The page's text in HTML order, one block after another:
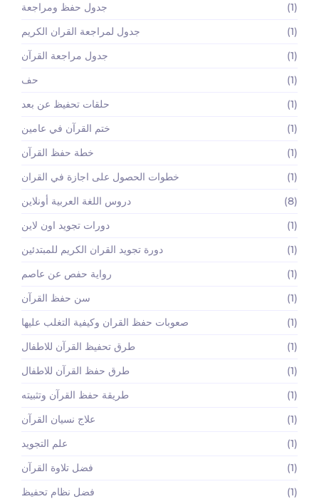
جدول حفظ ومراجعة
(1)
جدول لمراجعة القران الكريم
(1)
جدول مراجعة القرآن
(1)
حف
(1)
حلقات تحفيظ عن بعد
(1)
ختم القرآن في عامين
(1)
خطة حفظ القرآن
(1)
خطوات الحصول على اجازة في القران
(1)
دروس اللغة العربية أونلاين
(8)
دورات تجويد اون لاين
(1)
دورة تجويد القران الكريم للمبتدئين
(1)
رواية حفص عن عاصم
(1)
سن حفظ القرآن
(1)
صعوبات حفظ القران وكيفية التغلب عليها
(1)
طرق تحفيظ القرآن للاطفال
(1)
طرق حفظ القرآن للاطفال
(1)
طريقة حفظ القرآن وتثبيته
(1)
علاج نسيان القرآن
(1)
علم التجويد
(1)
فضل تلاوة القرآن
(1)
فضل نظام تحفيظ
(1)